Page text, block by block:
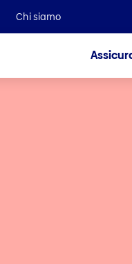
Facciamo parte
Chi siamo